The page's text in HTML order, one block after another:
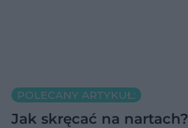
POLECANY ARTYKUŁ:
Jak skręcać na